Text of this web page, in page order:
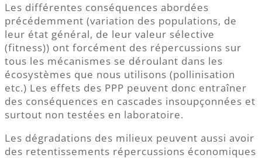
Les différentes conséquences abordées
précédemment (variation des populations, de
leur état général, de leur valeur sélective
(fitness)) ont forcément des répercussions sur
tous les mécanismes se déroulant dans les
écosystèmes que nous utilisons (pollinisation
etc.) Les effets des PPP peuvent donc entraîner
des conséquences en cascades insoupçonnées et
surtout non testées en laboratoire.
Les dégradations des milieux peuvent aussi avoir
des retentissements répercussions économiques